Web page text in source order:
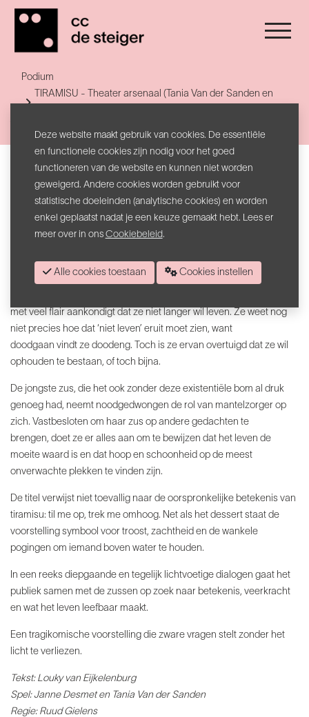
Podium
TIRAMISU - Theater arsenaal (Tania Van der Sanden en
Theater arsenaal (Tania Van der Sanden en Janne
Desmet)
TIRAMISU
Janne Desmet & Tania Van der Sanden
pogingen omiemand boven water te houden.
met veel flair aankondigt dat ze niet langer wil leven. Ze weet nog
niet precies hoe dat ‘niet leven’ eruit moet zien, want
doodgaan vindt ze doodeng. Toch is ze ervan overtuigd dat ze wil
ophouden te bestaan, of toch bijna.
De jongste zus, die het ook zonder deze existentiële bom al druk
genoeg had, neemt noodgedwongen de rol van mantelzorger op
zich. Vastbesloten om haar zus op andere gedachten te
brengen, doet ze er alles aan om te bewijzen dat het leven de
moeite waard is en dat hoop en schoonheid op de meest
onverwachte plekken te vinden zijn.
De titel verwijst niet toevallig naar de oorspronkelijke betekenis van
tiramisu: til me op, trek me omhoog. Net als het dessert staat de
voorstelling symbool voor troost, zachtheid en de wankele
pogingen om iemand boven water te houden.
In een reeks diepgaande en tegelijk lichtvoetige dialogen gaat het
publiek samen met de zussen op zoek naar betekenis, veerkracht
en wat het leven leefbaar maakt.
Een tragikomische voorstelling die zware vragen stelt zonder het
licht te verliezen.
Tekst: Louky van Eijkelenburg
Spel: Janne Desmet en Tania Van der Sanden
Regie: RuudGielens
Deze website maakt gebruik van cookies. De essentiële
en functionele cookies zijn nodig voor het goed
functioneren van de website en kunnen niet worden
geweigerd. Andere cookies worden gebruikt voor
statistische doeleinden (analytische cookies) en worden
enkel geplaatst nadat je een keuze gemaakt hebt. Lees er
meer over in ons Cookiebeleid.
Alle cookies toestaan Cookies instellen